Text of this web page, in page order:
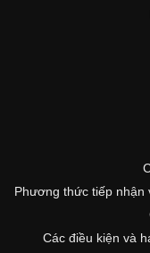
Phương thức tiếp nhận
Các điều kiện và